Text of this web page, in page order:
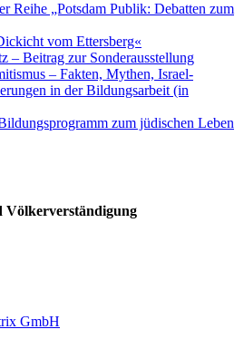
Reihe „Potsdam Publik: Debatten zum
vom Ettersberg«
– Beitrag zur Sonderausstellung
– Fakten, Mythen, Israel-
in der Bildungsarbeit (in
zum jüdischen Leben
Völkerverständigung
GmbH